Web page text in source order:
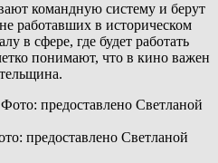
командную систему и берут
работавших в историческом
в сфере, где будет работать
понимают, что в кино важен
предоставлено Светланой